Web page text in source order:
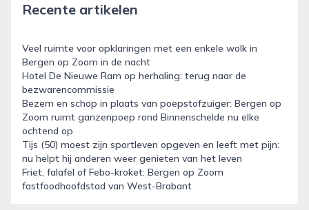
Recente artikelen
Veel ruimte voor opklaringen met een enkele wolk in
Bergen op Zoom in de nacht
Hotel De Nieuwe Ram op herhaling: terug naar de
bezwarencommissie
Bezem en schop in plaats van poepstofzuiger: Bergen op
Zoom ruimt ganzenpoep rond Binnenschelde nu elke
ochtend op
Tijs (50) moest zijn sportleven opgeven en leeft met pijn:
nu helpt hij anderen weer genieten van het leven
Friet, falafel of Febo-kroket: Bergen op Zoom
fastfoodhoofdstad van West-Brabant